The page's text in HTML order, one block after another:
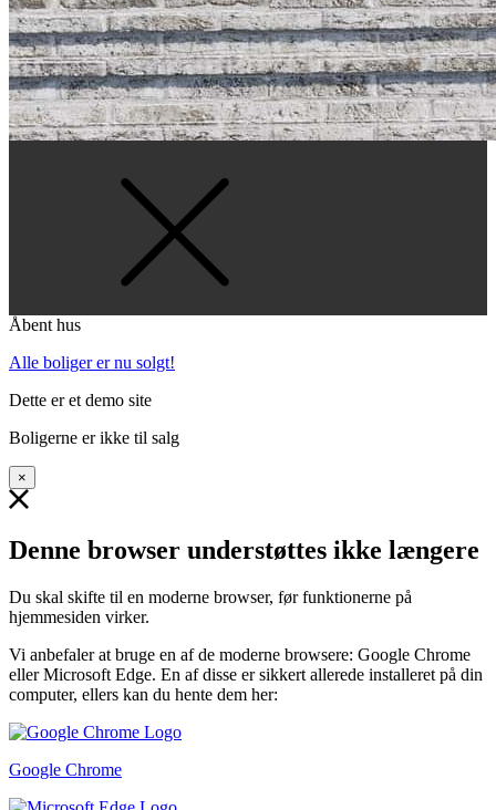
Åbent hus
Alle boliger er nu solgt!
Dette er et demo site
Boligerne er ikke til salg
×
Denne browser understøttes ikke længere
Du skal skifte til en moderne browser, før funktionerne på
hjemmesiden virker.
Vi anbefaler at bruge en af de moderne browsere: Google Chrome
eller Microsoft Edge. En af disse er sikkert allerede installeret på din
computer, ellers kan du hente dem her:
Google Chrome